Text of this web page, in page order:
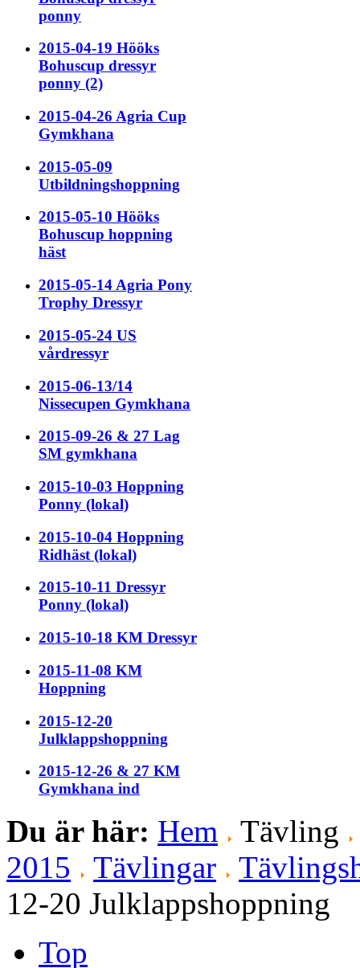
ponny
2015-04-19 Hööks
Bohuscup dressyr
ponny (2)
2015-04-26 Agria Cup
Gymkhana
2015-05-09
Utbildningshoppning
2015-05-10 Hööks
Bohuscup hoppning
häst
2015-05-14 Agria Pony
Trophy Dressyr
2015-05-24 US
vårdressyr
2015-06-13/14
Nissecupen Gymkhana
2015-09-26 & 27 Lag
SM gymkhana
2015-10-03 Hoppning
Ponny (lokal)
2015-10-04 Hoppning
Ridhäst (lokal)
2015-10-11 Dressyr
Ponny (lokal)
2015-10-18 KM Dressyr
2015-11-08 KM
Hoppning
2015-12-20
Julklappshoppning
2015-12-26 & 27 KM
Gymkhana ind
Du är här: Hem Tävling
2015
Tävlingar
12-20 Julklappshoppning
Top